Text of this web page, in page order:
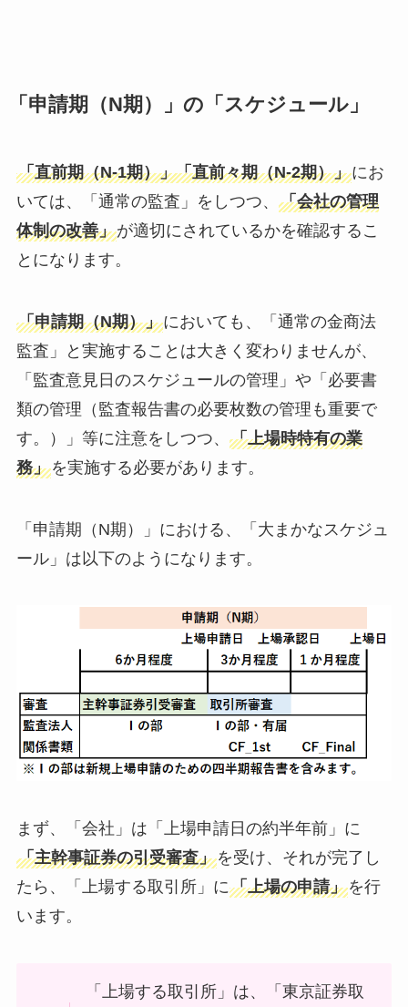
「申請期（N期）」の「スケジュール」
「直前期（N-1期）」「直前々期（N-2期）」にお
いては、「通常の監査」をしつつ、 「会社の管理
体制の改善」が適切にされているかを確認するこ
とになります。
「申請期（N期）」においても、「通常の金商法
監査」と実施することは大きく変わりませんが、
「監査意見日のスケジュールの管理」や「必要書
類の管理（監査報告書の必要枚数の管理も重要で
す。）」等に注意をしつつ、 「上場時特有の業
務」を実施する必要があります。
「申請期（N期）」における、「大まかなスケジュ
ール」は以下のようになります。
まず、「会社」は「上場申請日の約半年前」に
「主幹事証券の引受審査」を受け、それが完了し
たら、「上場する取引所」に「上場の申請」を行
います。
「上場する取引所」は、「東京証券取